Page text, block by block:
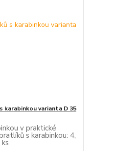
varianta D 35
v praktické
s karabinkou: 4,